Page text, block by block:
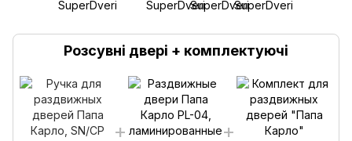
Розсувні двері + комплектуючі